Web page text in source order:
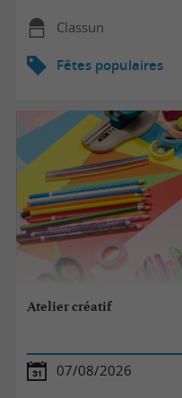
Classun
Fêtes populaires
Atelier créatif
07/08/2026